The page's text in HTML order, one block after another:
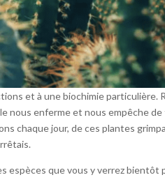
et à une biochimie
nous enferme et nous empêche
chaque jour, de ces plantes
espèces que vous y verrez bientôt